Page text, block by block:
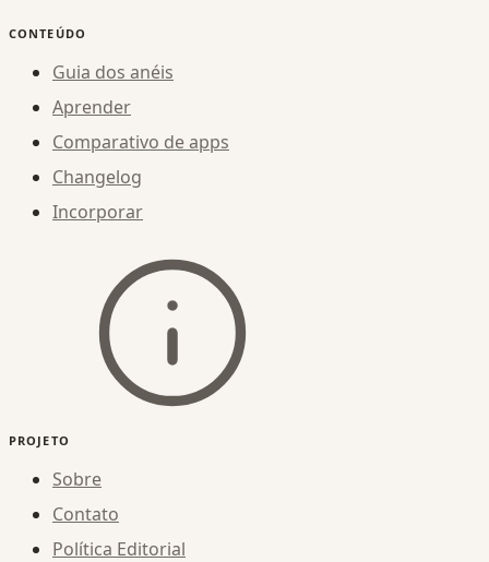
CONTEÚDO
Guia dos anéis
Aprender
Comparativo de apps
Changelog
Incorporar
PROJETO
Sobre
Contato
Política Editorial